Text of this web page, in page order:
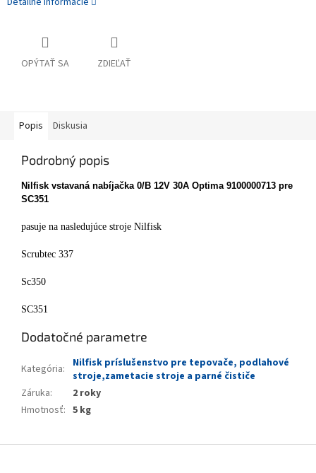
OPÝTAŤ SA ZDIEĽAŤ
Popis Diskusia
Podrobný popis
Nilfisk vstavaná nabíjačka 0/B 12V 30A Optima 9100000713 pre
SC351
pasuje na nasledujúce stroje Nilfisk
Scrubtec 337
Sc350
SC351
Dodatočné parametre
Kategória:
Nilfisk príslušenstvo pre tepovače, podlahové
stroje,zametacie stroje a parné čističe
Záruka:
2 roky
Hmotnosť: 5 kg